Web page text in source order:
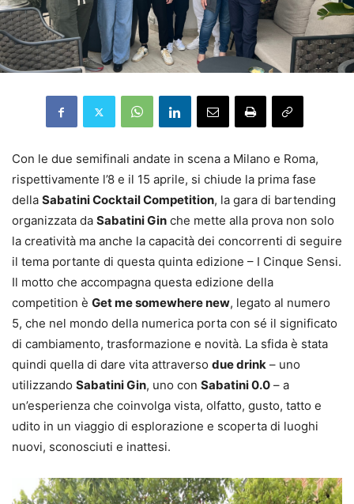
Con le due semifinali andate in scena a Milano e Roma,
rispettivamente l’8 e il 15 aprile, si chiude la prima fase
della Sabatini Cocktail Competition, la gara di bartending
organizzata da Sabatini Gin che mette alla prova non solo
la creatività ma anche la capacità dei concorrenti di seguire
il tema portante di questa quinta edizione – I Cinque Sensi.
Il motto che accompagna questa edizione della
competition è Get me somewhere new, legato al numero
5, che nel mondo della numerica porta con sé il significato
di cambiamento, trasformazione e novità. La sfida è stata
quindi quella di dare vita attraverso due drink – uno
utilizzando Sabatini Gin, uno con Sabatini 0.0 – a
un’esperienza che coinvolga vista, olfatto, gusto, tatto e
udito in un viaggio di esplorazione e scoperta di luoghi
nuovi, sconosciuti e inattesi.